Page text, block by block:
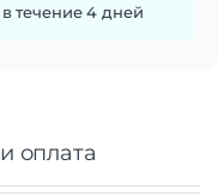
течение 4 дней
оплата